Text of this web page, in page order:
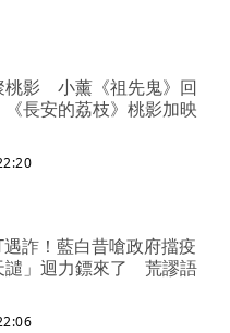
桃影 小薰《祖先鬼》回
長安的荔枝》桃影加映
詐！藍白昔嗆政府擋疫
譴」迴力鏢來了 荒謬語